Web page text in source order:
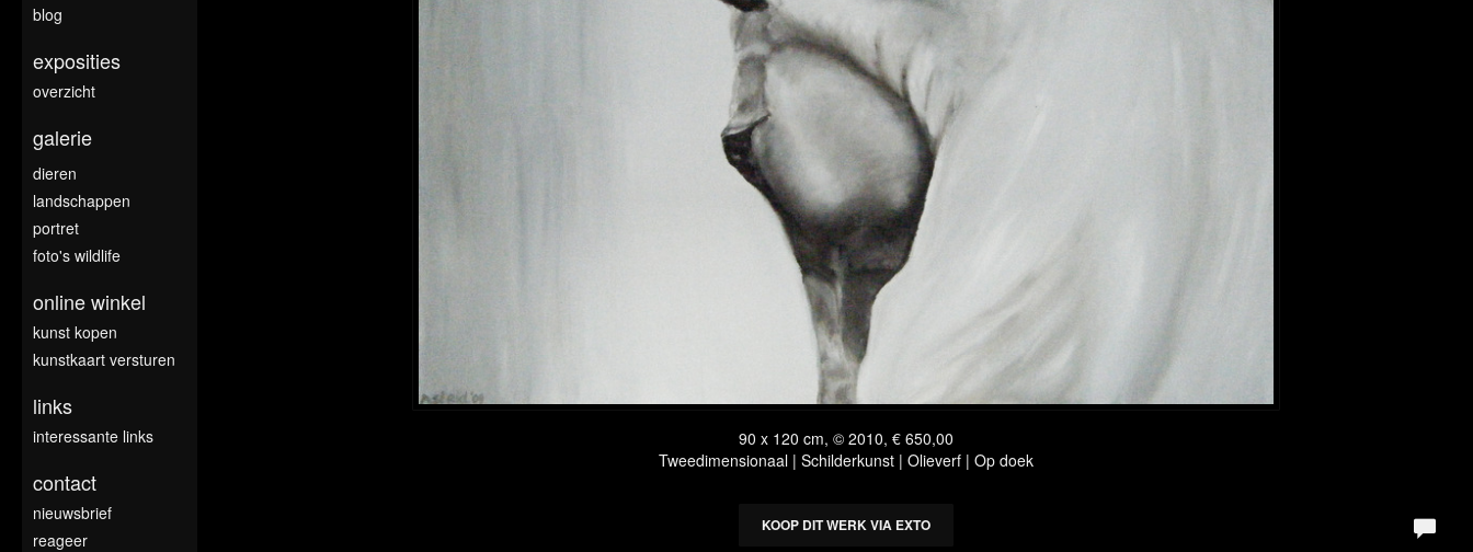
90 x 120 cm, © 2010, € 650,00
Tweedimensionaal | Schilderkunst | Olieverf | Op doek
KOOP DIT WERK VIA EXTO
blog
exposities
overzicht
galerie
dieren
landschappen
portret
foto's wildlife
online winkel
kunst kopen
kunstkaart versturen
links
interessante links
contact
nieuwsbrief
reageer